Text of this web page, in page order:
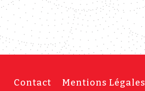
Contact Mentions Légales